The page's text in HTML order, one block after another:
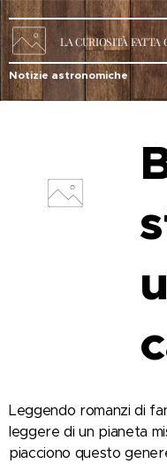
LACURIOSITÀ FATTA
Notizie astronomiche
Leggendo romanzi di
leggere di un pianeta
piacciono questo